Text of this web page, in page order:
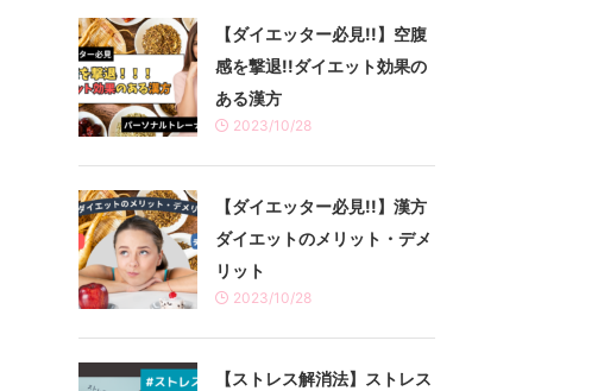
【ダイエッター必見!!】空腹
感を撃退!!ダイエット効果の
ある漢方
2023/10/28
【ダイエッター必見!!】漢方
ダイエットのメリット・デメ
リット
2023/10/28
【ストレス解消法】ストレス